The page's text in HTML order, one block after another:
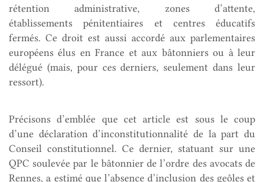
rétention administrative, zones d’attente,
établissements pénitentiaires et centres éducatifs
fermés. Ce droit est aussi accordé aux parlementaires
européens élus en France et aux bâtonniers ou à leur
délégué (mais, pour ces derniers, seulement dans leur
ressort).
Précisons d’emblée que cet article est sous le coup
d’une déclaration d’inconstitutionnalité de la part du
Conseil constitutionnel. Ce dernier, statuant sur une
QPC soulevée par le bâtonnier de l’ordre des avocats de
Rennes, a estimé que l’absence d’inclusion des geôles et